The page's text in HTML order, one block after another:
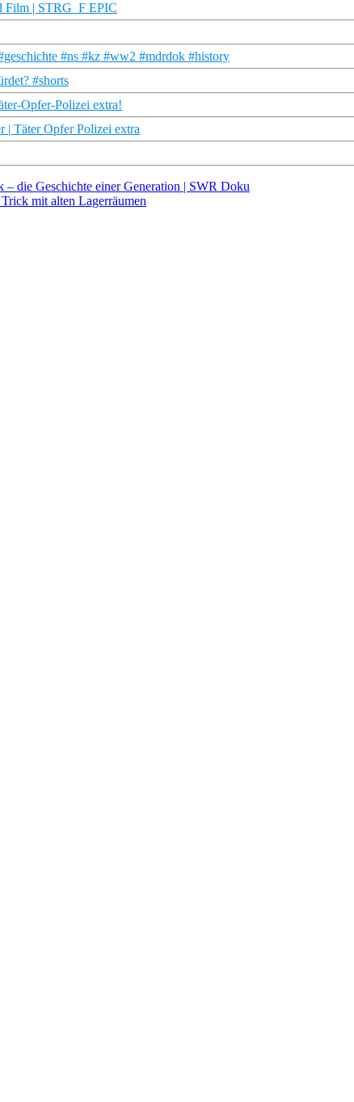
Film | STRG_F EPIC
#ns #kz #ww2 #mdrdok #history
#shorts
Opfer-Polizei extra!
| Täter Opfer Polizei extra
die Geschichte einer Generation | SWR Doku
mit alten Lagerräumen